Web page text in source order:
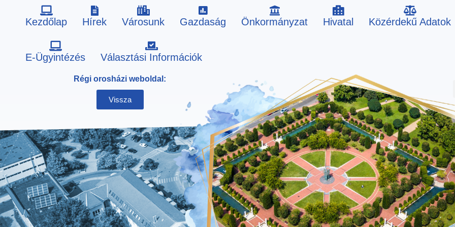
Kezdőlap Hírek Városunk Gazdaság Önkormányzat Hivatal Közérdekű Adatok
E-Ügyintézés Választási Információk
Régi orosházi weboldal:
Vissza